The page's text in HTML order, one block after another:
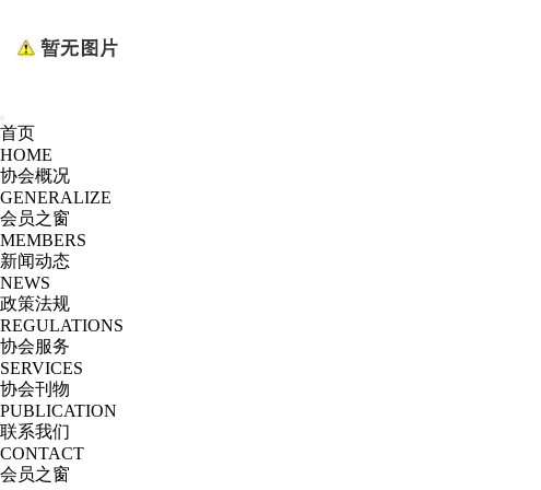
首页
HOME
协会概况
GENERALIZE
会员之窗
MEMBERS
新闻动态
NEWS
政策法规
REGULATIONS
协会服务
SERVICES
协会刊物
PUBLICATION
联系我们
CONTACT
会员之窗